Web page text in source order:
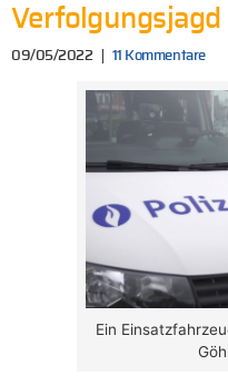
Verfolgungsjagd
09/05/2022 11 Kommentare
Ein